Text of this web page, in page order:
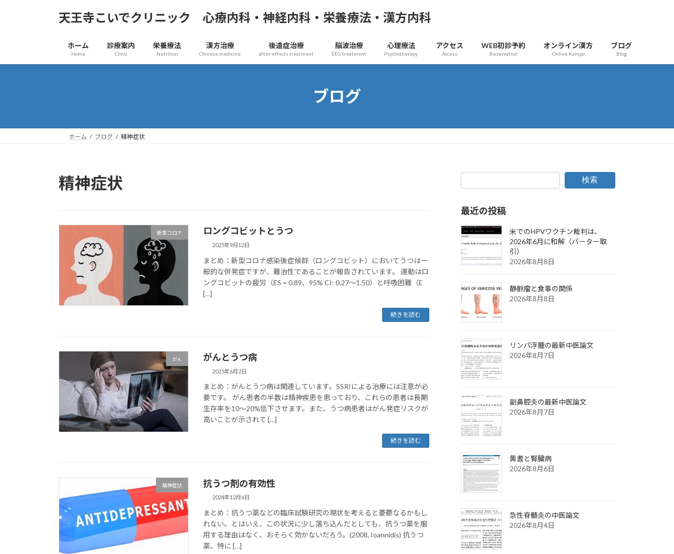
へ
ョ
天王寺こいでクリニック 心療内科・神経内科・栄養療法・漢方内科
ホーム
Home
診療案内
Clinic
栄養療法
Nutrition
漢方治療
Chinese medicine
後遺症治療
after-effects treatment
脳波治療
EEG treatment
心理療法
Psychotherapy
アクセス
Access
WEB初診予約
Reservation
オンライン漢方
Online Kampo
ブログ
Blog
ブログ
ホーム ブログ 精神症状
精神症状
新型コロナ ロングコビットとうつ
2025年9月12日
まとめ：新型コロナ感染後症候群（ロングコビット）においてうつは一
般的な併発症ですが、難治性であることが報告されています。 運動はロ
ングコビットの疲労（ES = 0.89、95% CI: 0.27～1.50）と呼吸困難（E
[…]
続きを読む
がん がんとうつ病
2025年6月2日
まとめ：がんとうつ病は関連しています。SSRIによる治療には注意が必
要です。 がん患者の半数は精神疾患を患っており、これらの患者は長期
生存率を10〜20%低下させます。また、うつ病患者はがん発症リスクが
高いことが示されて […]
続きを読む
精神症状 抗うつ剤の有効性
2024年12月6日
まとめ：抗うつ薬などの臨床試験研究の現状を考えると憂鬱なるかもし
れない。とはいえ、この状況に少し落ち込んだとしても、抗うつ薬を服
用する理由はなく、おそらく効かないだろう。(2008, Ioannidis) 抗うつ
薬、特に […]
検索
最近の投稿
米でのHPVワクチン裁判は、
2026年6月に和解（バーター取
引）
2026年8月8日
静脈瘤と食事の関係
2026年8月8日
リンパ浮腫の最新中医論文
2026年8月7日
副鼻腔炎の最新中医論文
2026年8月7日
黄耆と腎臓病
2026年8月6日
急性脊髄炎の中医論文
2026年8月4日